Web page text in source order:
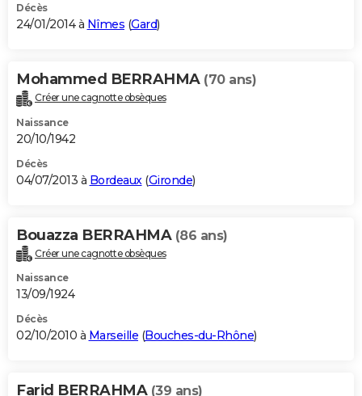
Décès
24/01/2014 à Nîmes (Gard)
Mohammed BERRAHMA (70 ans)
Créer une cagnotte obsèques
Naissance
20/10/1942
Décès
04/07/2013 à Bordeaux (Gironde)
Bouazza BERRAHMA (86 ans)
Créer une cagnotte obsèques
Naissance
13/09/1924
Décès
02/10/2010 à Marseille (Bouches-du-Rhône)
Farid BERRAHMA (39 ans)